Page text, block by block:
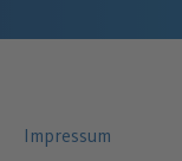
Impressum